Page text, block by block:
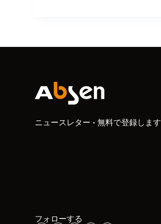
ニュースレター - 無料で登録します
フォローする